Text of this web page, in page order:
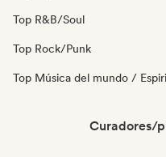
Top R&B/Soul
Top Rock/Punk
Top Música del mundo /
Curadores/